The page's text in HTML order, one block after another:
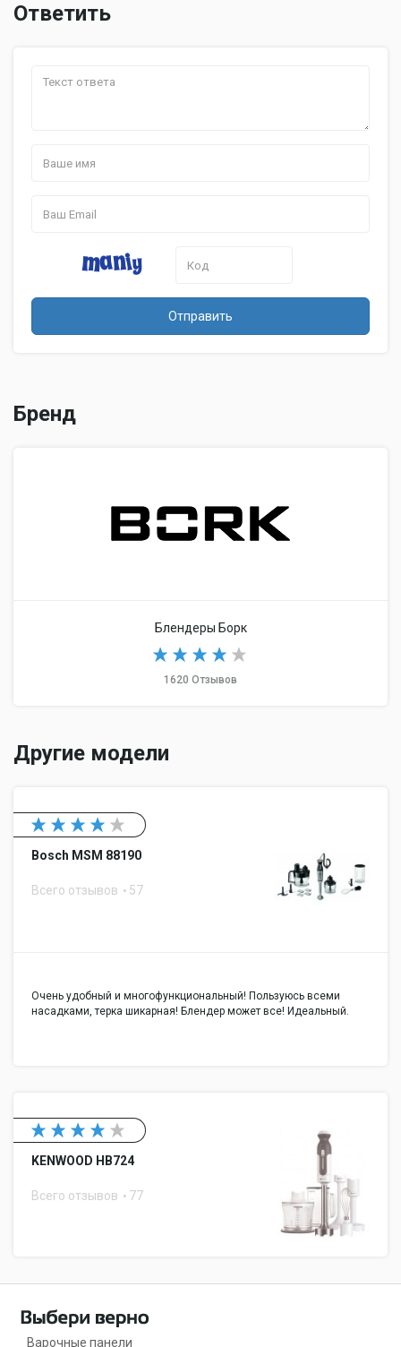
Ответить
Отправить
Бренд
Блендеры Борк
1620 Отзывов
Другие модели
Bosch MSM 88190
Всего отзывов 57
Очень удобный и многофункциональный! Пользуюсь всеми
насадками, терка шикарная! Блендер может все! Идеальный.
KENWOOD HB724
Всего отзывов 77
Варочные панели